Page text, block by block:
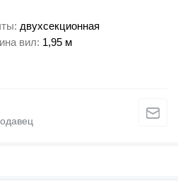
двухсекционная
вил 1,95 м